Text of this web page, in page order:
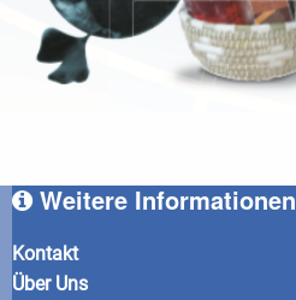
Weitere Informationen
Kontakt
Über Uns